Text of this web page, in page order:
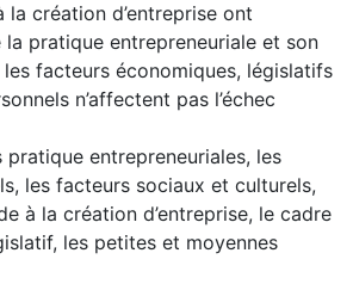
la création d’entreprise ont
pratique entrepreneuriale et son
les facteurs économiques, législatifs
n’affectent pas l’échec
pratique entrepreneuriales, les
les facteurs sociaux et culturels,
à la création d’entreprise, le cadre
les petites et moyennes